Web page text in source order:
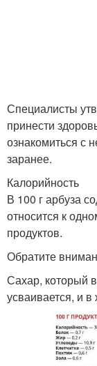
Специалисты
принести
ознакомиться с
заранее.
Калорийность
В 100 г арбуза
относится к
продуктов.
Обратите
Сахар, который
усваивается, и